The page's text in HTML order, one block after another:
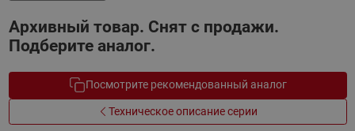
Архивный товар. Снят с продажи.
Подберите аналог.
Посмотрите рекомендованный аналог
Техническое описание серии